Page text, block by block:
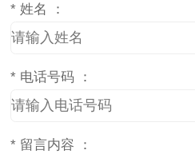
* 姓名 ：
* 电话号码 ：
* 留言内容 ：